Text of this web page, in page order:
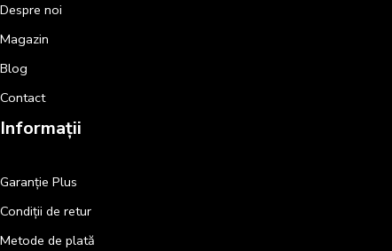
Despre noi
Magazin
Blog
Contact
Informații
Garanție Plus
Condiții de retur
Metode de plată